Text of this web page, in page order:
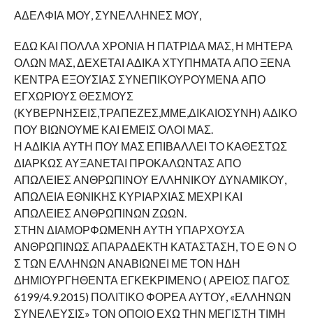
ΑΔΕΛΦΙΑ ΜΟΥ, ΣΥΝΕΛΛΗΝΕΣ ΜΟΥ,
ΕΔΩ ΚΑΙ ΠΟΛΛΑ ΧΡΟΝΙΑ Η ΠΑΤΡΙΔΑ ΜΑΣ, Η ΜΗΤΕΡΑ
ΟΛΩΝ ΜΑΣ, ΔΕΧΕΤΑΙ ΑΔΙΚΑ ΧΤΥΠΗΜΑΤΑ ΑΠΟ ΞΕΝΑ
ΚΕΝΤΡΑ ΕΞΟΥΣΙΑΣ ΣΥΝΕΠΙΚΟΥΡΟΥΜΕΝΑ ΑΠΟ
ΕΓΧΩΡΙΟΥΣ ΘΕΣΜΟΥΣ
(ΚΥΒΕΡΝΗΣΕΙΣ,ΤΡΑΠΕΖΕΣ,ΜΜΕ,ΔΙΚΑΙΟΣΥΝΗ) ΑΔΙΚΟ
ΠΟΥ ΒΙΩΝΟΥΜΕ ΚΑΙ ΕΜΕΙΣ ΟΛΟΙ ΜΑΣ.
Η ΑΔΙΚΙΑ ΑΥΤΗ ΠΟΥ ΜΑΣ ΕΠΙΒΑΛΛΕΙ ΤΟ ΚΑΘΕΣΤΩΣ
ΔΙΑΡΚΩΣ ΑΥΞΑΝΕΤΑΙ ΠΡΟΚΑΛΩΝΤΑΣ ΑΠΟ
ΑΠΩΛΕΙΕΣ ΑΝΘΡΩΠΙΝΟΥ ΕΛΛΗΝΙΚΟΥ ΔΥΝΑΜΙΚΟΥ,
ΑΠΩΛΕΙΑ ΕΘΝΙΚΗΣ ΚΥΡΙΑΡΧΙΑΣ ΜΕΧΡΙ ΚΑΙ
ΑΠΩΛΕΙΕΣ ΑΝΘΡΩΠΙΝΩΝ ΖΩΩΝ.
ΣΤΗΝ ΔΙΑΜΟΡΦΩΜΕΝΗ ΑΥΤΗ ΥΠΑΡΧΟΥΣΑ
ΑΝΘΡΩΠΙΝΩΣ ΑΠΑΡΑΔΕΚΤΗ ΚΑΤΑΣΤΑΣΗ, ΤΟ Ε Θ Ν Ο
Σ ΤΩΝ ΕΛΛΗΝΩΝ ΑΝΑΒΙΩΝΕΙ ΜΕ ΤΟΝ ΗΔΗ
ΔΗΜΙΟΥΡΓΗΘΕΝΤΑ ΕΓΚΕΚΡΙΜΕΝΟ ( ΑΡΕΙΟΣ ΠΑΓΟΣ
6199/4.9.2015) ΠΟΛΙΤΙΚΟ ΦΟΡΕΑ ΑΥΤΟΥ, «ΕΛΛΗΝΩΝ
ΣΥΝΕΛΕΥΣΙΣ» ΤΟΝ ΟΠΟΙΟ ΕΧΩ ΤΗΝ ΜΕΓΙΣΤΗ ΤΙΜΗ